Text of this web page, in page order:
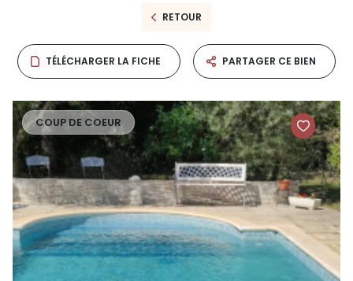
RETOUR
TÉLÉCHARGER LA FICHE PARTAGER CE BIEN
COUP DE COEUR